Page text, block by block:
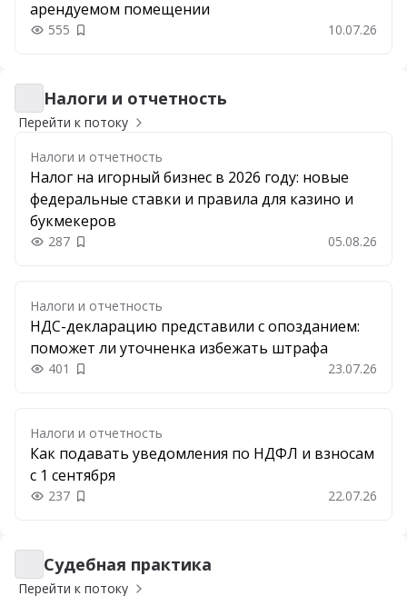
арендуемом помещении
555 Добавить в закладки 10.07.26
Налоги и отчетность
Налоги и отчетность
Перейти к потоку
Налоги и отчетность
Налог на игорный бизнес в 2026 году: новые
федеральные ставки и правила для казино и
букмекеров
287 Добавить в закладки 05.08.26
Налоги и отчетность
НДС-декларацию представили с опозданием:
поможет ли уточненка избежать штрафа
401 Добавить в закладки 23.07.26
Налоги и отчетность
Как подавать уведомления по НДФЛ и взносам
с 1 сентября
237 Добавить в закладки 22.07.26
Судебная практика
Судебная практика
Перейти к потоку